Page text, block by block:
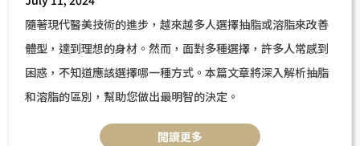
隨著現代醫美技術的進步，越來越多人選擇抽脂或溶脂來改善
體型，達到理想的身材。然而，面對多種選擇，許多人常感到
困惑，不知道應該選擇哪一種方式。本篇文章將深入解析抽脂
和溶脂的區別，幫助您做出最明智的決定。
閲讀更多